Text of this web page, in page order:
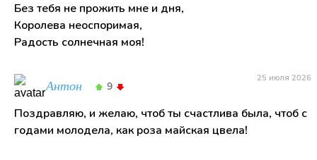
Без тебя не прожить мне и дня,
Королева неоспоримая,
Радость солнечная моя!
Антон 9
25 июля 2026
Поздравляю, и желаю, чтоб ты счастлива была, чтоб с
годами молодела, как роза майская цвела!